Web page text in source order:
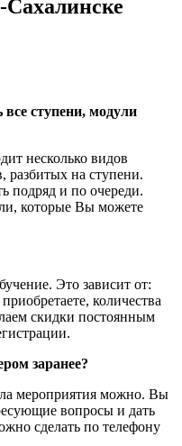
ступени, модули
несколько видов
разбитых на ступени.
подряд и по очереди.
которые Вы можете
Это зависит от:
количества
скидки постоянным
заранее?
мероприятия можно. Вы
вопросы и дать
сделать по телефону